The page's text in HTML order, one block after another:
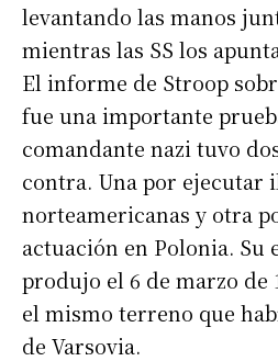
levantando las manos
mientras las SS los
El informe de Stroop
fue una importante
comandante nazi tuvo
contra. Una por ejecutar
norteamericanas y otra
actuación en Polonia. Su
produjo el 6 de marzo de
el mismo terreno que
de Varsovia.